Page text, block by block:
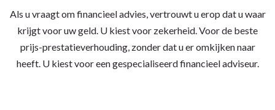
Als u vraagt om financieel advies, vertrouwt u erop dat u waar
krijgt voor uw geld. U kiest voor zekerheid. Voor de beste
prijs-prestatieverhouding, zonder dat u er omkijken naar
heeft. U kiest voor een gespecialiseerd financieel adviseur.